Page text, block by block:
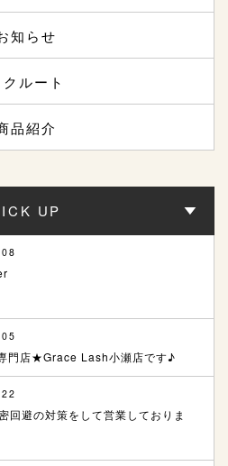
知らせ
クルート
品紹介
UP
門店★Grace Lash小瀬店です♪
回避の対策をして営業しておりま